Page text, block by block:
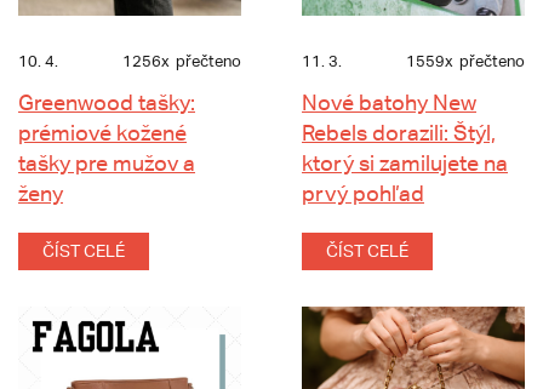
10. 4. 1256x přečteno
Greenwood tašky:
prémiové kožené
tašky pre mužov a
ženy
ČÍST CELÉ
11. 3. 1559x přečteno
Nové batohy New
Rebels dorazili: Štýl,
ktorý si zamilujete na
prvý pohľad
ČÍST CELÉ